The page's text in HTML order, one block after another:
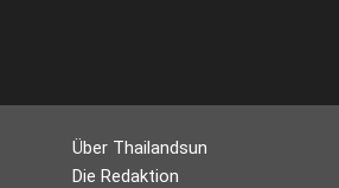
Über Thailandsun
Die Redaktion